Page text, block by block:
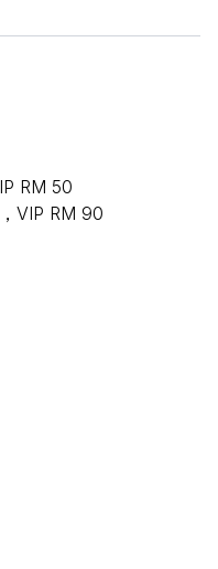
RM 50
VIP RM 90